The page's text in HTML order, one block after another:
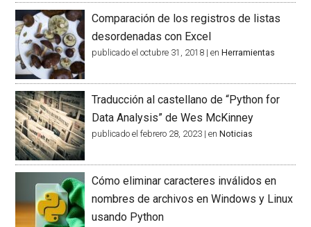
Comparación de los registros de listas
desordenadas con Excel
publicado el octubre 31, 2018 |enHerramientas
Traducción al castellano de “Python for
Data Analysis” de Wes McKinney
publicado el febrero 28, 2023 |enNoticias
Cómo eliminar caracteres inválidos en
nombres de archivos en Windows y Linux
usando Python